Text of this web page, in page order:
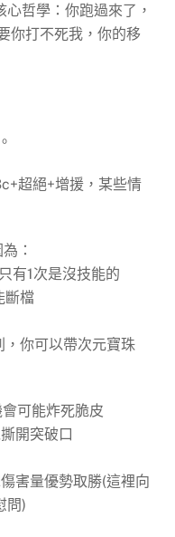
哲學：你跑過來了，
打不死我，你的移
超絕+增援，某些情
：
有1次是沒技能的
斷檔
你可以帶次元寶珠
可能炸死脆皮
開突破口
害量優勢取勝(這裡向
問)